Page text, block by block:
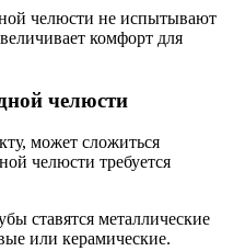
челюсти не испытывают
комфорт для
челюсти
может сложиться
челюсти требуется
ставятся металлические
или керамические.